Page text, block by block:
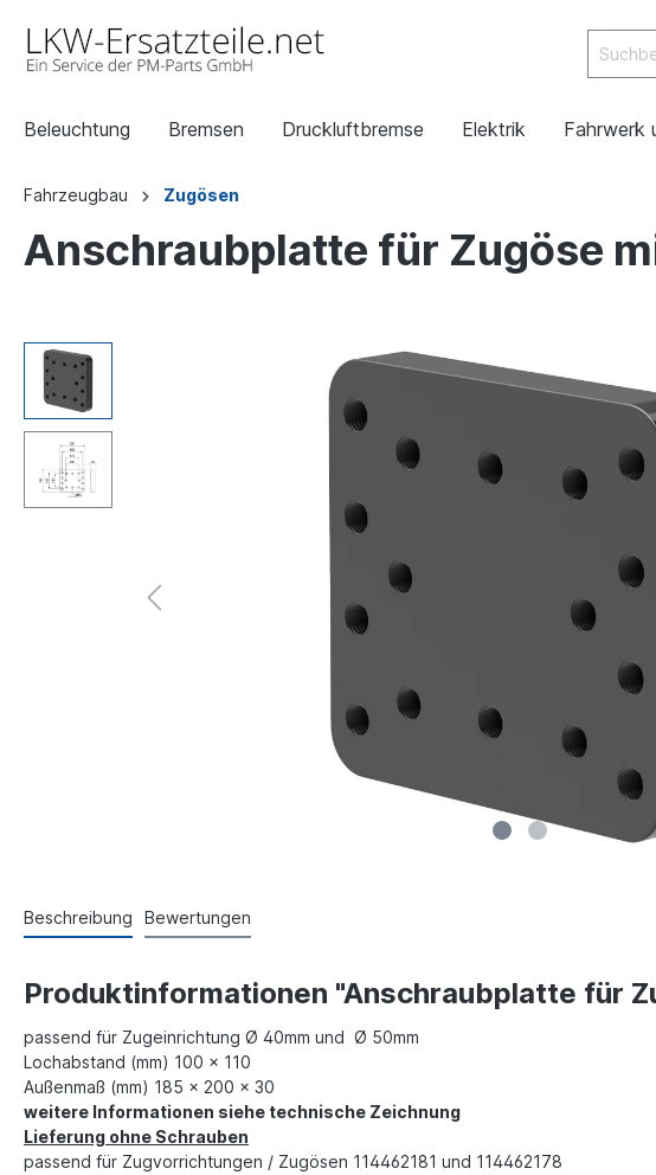
Beleuchtung Bremsen Druckluftbremse Elektrik Fahrwerk
Fahrzeugbau Zugösen
Anschraubplatte für Zugöse
Beschreibung Bewertungen
Produktinformationen "Anschraubplatte für
passend für Zugeinrichtung Ø 40mm und Ø 50mm
Lochabstand (mm) 100 x 110
Außenmaß (mm) 185 x 200 x 30
weitere Informationen siehe technische Zeichnung
Lieferung ohne Schrauben
passend für Zugvorrichtungen / Zugösen 114462181 und 114462178